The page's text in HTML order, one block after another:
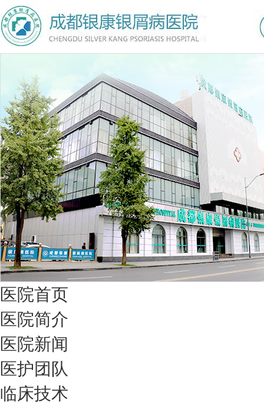
医院首页
医院简介
医院新闻
医护团队
临床技术